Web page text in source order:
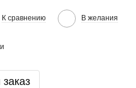
К сравнению В желания